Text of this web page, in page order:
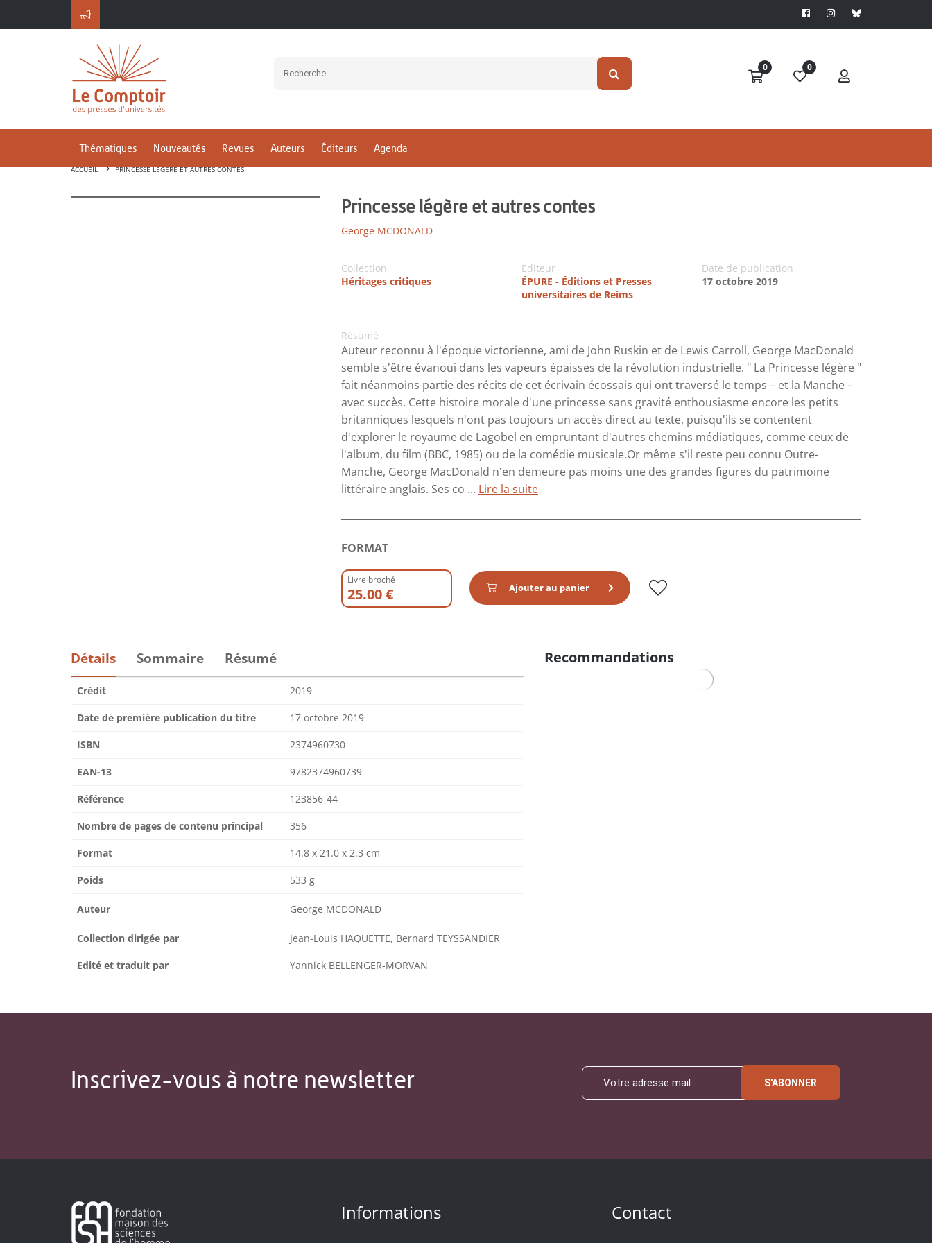
0 0
Thématiques Nouveautés Revues Auteurs Éditeurs Agenda
ACCUEIL PRINCESSE LÉGÈRE ET AUTRES CONTES
Princesse légère et autres contes
George MCDONALD
Collection
Héritages critiques
Editeur
ÉPURE - Éditions et Presses
universitaires de Reims
Date de publication
17 octobre 2019
Résumé
Auteur reconnu à l'époque victorienne, ami de John Ruskin et de Lewis Carroll, George MacDonald
semble s'être évanoui dans les vapeurs épaisses de la révolution industrielle. " La Princesse légère "
fait néanmoins partie des récits de cet écrivain écossais qui ont traversé le temps – et la Manche –
avec succès. Cette histoire morale d'une princesse sans gravité enthousiasme encore les petits
britanniques lesquels n'ont pas toujours un accès direct au texte, puisqu'ils se contentent
d'explorer le royaume de Lagobel en empruntant d'autres chemins médiatiques, comme ceux de
l'album, du film (BBC, 1985) ou de la comédie musicale.Or même s'il reste peu connu Outre-
Manche, George MacDonald n'en demeure pas moins une des grandes figures du patrimoine
littéraire anglais. Ses co ... Lire la suite
FORMAT
Livre broché
25.00 € Ajouter au panier
Détails Sommaire Résumé
Crédit 2019
Date de première publication du titre 17 octobre 2019
ISBN 2374960730
EAN-13 9782374960739
Référence 123856-44
Nombre de pages de contenu principal 356
Format 14.8 x 21.0 x 2.3 cm
Poids 533 g
Auteur George MCDONALD
Collection dirigée par Jean-Louis HAQUETTE, Bernard TEYSSANDIER
Edité et traduit par Yannick BELLENGER-MORVAN
Recommandations
Inscrivez-vous à notre newsletter S'ABONNER
Informations Contact